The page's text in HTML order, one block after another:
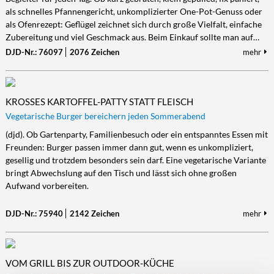
Kultur/Literatur
Mode
Soziales/Umwelt
Sport
Fahrrad/E-Bike
Mobilität
Landschaft/Berge
Meer
Städte/Kultur
Weitere Reisethemen
Rund ums Haus
Garten
Haus
Ratgeber
TECHNIK
Technik
Hardware/Software
Trends/Mobil
als schnelles Pfannengericht, unkomplizierter One-Pot-Genuss oder
als Ofenrezept: Geflügel zeichnet sich durch große Vielfalt, einfache
Zubereitung und viel Geschmack aus. Beim Einkauf sollte man auf…
DJD-Nr.: 76097 2076 Zeichen mehr
KROSSES KARTOFFEL-PATTY STATT FLEISCH
Vegetarische Burger bereichern jeden Sommerabend
(djd). Ob Gartenparty, Familienbesuch oder ein entspanntes Essen mit
Freunden: Burger passen immer dann gut, wenn es unkompliziert,
gesellig und trotzdem besonders sein darf. Eine vegetarische Variante
bringt Abwechslung auf den Tisch und lässt sich ohne großen
Aufwand vorbereiten.
DJD-Nr.: 75940 2142 Zeichen mehr
VOM GRILL BIS ZUR OUTDOOR-KÜCHE